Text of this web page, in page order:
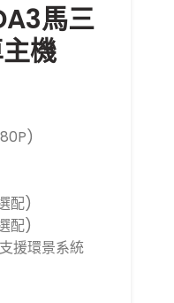
馬三
機
配)
配)
援環景系統